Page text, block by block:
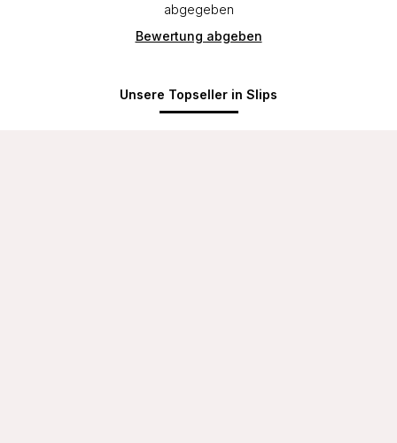
abgegeben
Bewertung abgeben
Unsere Topseller in Slips